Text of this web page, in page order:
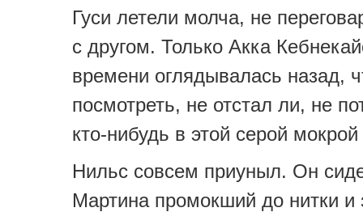
Гуси летели молча, не
с другом. Только Акка
времени оглядывалась назад,
посмотреть, не отстал ли, не
кто-нибудь в этой серой
Нильс совсем приуныл. Он
Мартина промокший до нитки